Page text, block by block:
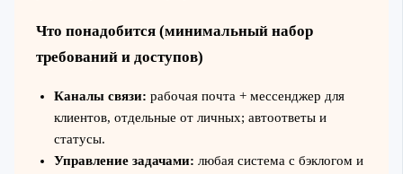
Что понадобится (минимальный набор
требований и доступов)
Каналы связи: рабочая почта + мессенджер для
клиентов, отдельные от личных; автоответы и
статусы.
Управление задачами: любая система с бэклогом и